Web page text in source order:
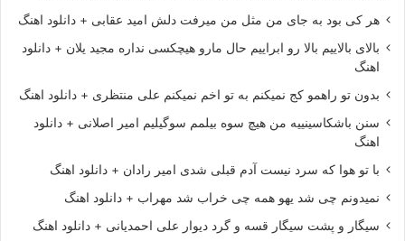
هر کی بود به جای من مثل من میرفت دلش امید عقابی + دانلود اهنگ
بالای بالاییم بالا رو ابراییم حال مارو هیچکسی نداره مجید یلان + دانلود
اهنگ
بدون تو راهمو کج نمیکنم به تو اخم نمیکنم علی منتظری + دانلود اهنگ
سنن باشکاسینییه من هیچ سوه بیلمم سوگیلیم امیر اصلانی + دانلود
اهنگ
با تو هوا که سرد نیست آدم قبلی شدی امیر رادان + دانلود اهنگ
نمیدونم چی شد یهو همه چی خراب شد مهراب + دانلود اهنگ
سیگار و پشت سیگار قسه و گرد دیوار علی احمدیانی + دانلود اهنگ